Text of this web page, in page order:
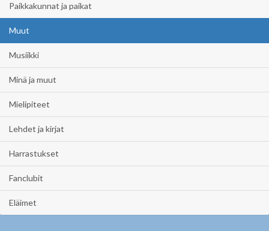
Paikkakunnat ja paikat
Muut
Musiikki
Minä ja muut
Mielipiteet
Lehdet ja kirjat
Harrastukset
Fanclubit
Eläimet